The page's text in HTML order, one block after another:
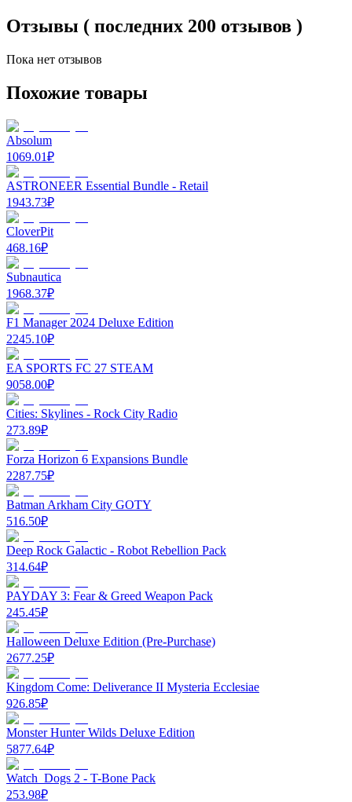
Отзывы ( последних 200 отзывов )
Пока нет отзывов
Похожие товары
Absolum
1069.01₽
ASTRONEER Essential Bundle - Retail
1943.73₽
CloverPit
468.16₽
Subnautica
1968.37₽
F1 Manager 2024 Deluxe Edition
2245.10₽
EA SPORTS FC 27 STEAM
9058.00₽
Cities: Skylines - Rock City Radio
273.89₽
Forza Horizon 6 Expansions Bundle
2287.75₽
Batman Arkham City GOTY
516.50₽
Deep Rock Galactic - Robot Rebellion Pack
314.64₽
PAYDAY 3: Fear & Greed Weapon Pack
245.45₽
Halloween Deluxe Edition (Pre-Purchase)
2677.25₽
Kingdom Come: Deliverance II Mysteria Ecclesiae
926.85₽
Monster Hunter Wilds Deluxe Edition
5877.64₽
Watch_Dogs 2 - T-Bone Pack
253.98₽